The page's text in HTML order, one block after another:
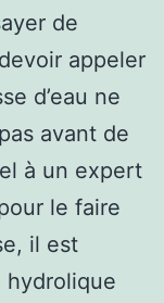
de
appeler
d’eau ne
avant de
à un expert
le faire
il est
hydrolique